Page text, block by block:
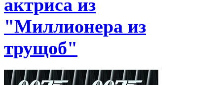
актриса из
"Миллионера из
трущоб"